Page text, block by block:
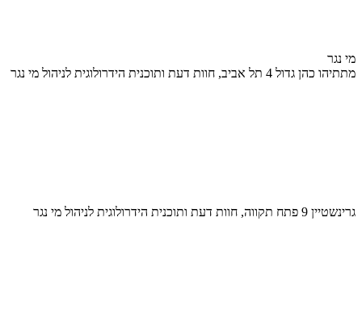
מי נגר
מתתיהו כהן גדול 4 תל אביב, חוות דעת ותוכנית הידרולוגית לניהול מי נגר
גרינשטיין 9 פתח תקווה, חוות דעת ותוכנית הידרולוגית לניהול מי נגר